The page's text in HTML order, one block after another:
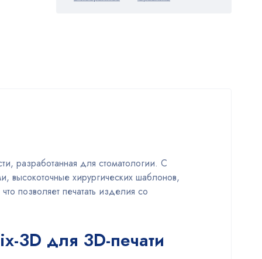
разработанная для стоматологии. С
высокоточные хирургических шаблонов,
позволяет печатать изделия со
3D для 3D-печати